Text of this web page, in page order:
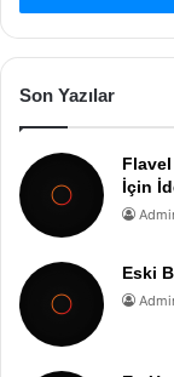
Son Yazılar
İçin
Eski